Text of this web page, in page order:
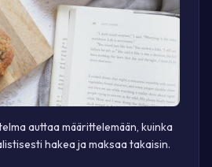
auttaa määrittelemään, kuinka
hakea ja maksaa takaisin.